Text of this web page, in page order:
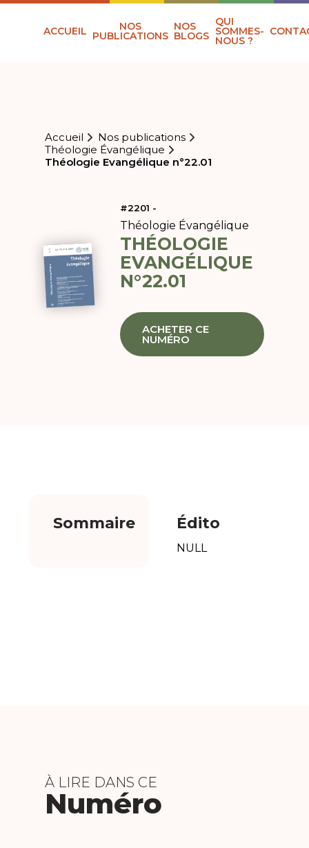
ACCUEIL NOS
PUBLICATIONS
NOS
BLOGS
QUI
SOMMES-
NOUS ?
Accueil
Nos publications
Théologie Évangélique
Théologie Evangélique n°22.01
#2201 -
Théologie Évangélique
THÉOLOGIE
EVANGÉLIQUE
N°22.01
ACHETER CE
NUMÉRO
Sommaire Édito
NULL
À LIRE DANS CE
Numéro